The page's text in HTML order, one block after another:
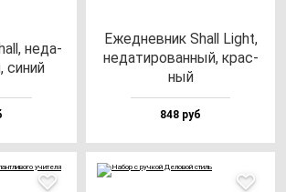
не­да­
си­ний
Ежед­нев­ник Shall Light,
не­да­ти­ро­ван­ный, крас­
ный
848 руб